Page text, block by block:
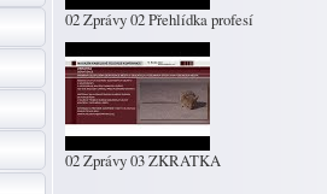
02 Zprávy 02 Přehlídka profesí
02 Zprávy 03 ZKRATKA